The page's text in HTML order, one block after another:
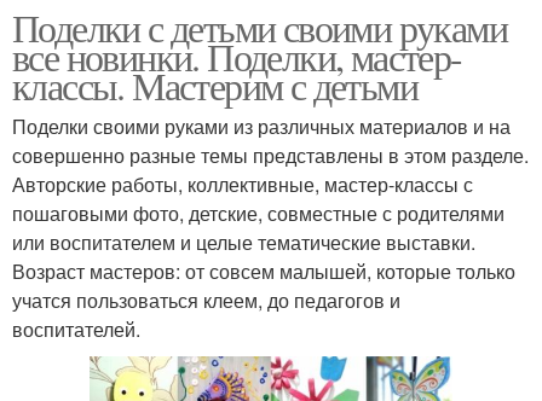
Поделки с детьми своими руками
все новинки. Поделки, мастер-
классы. Мастерим с детьми
Поделки своими руками из различных материалов и на
совершенно разные темы представлены в этом разделе.
Авторские работы, коллективные, мастер-классы с
пошаговыми фото, детские, совместные с родителями
или воспитателем и целые тематические выставки.
Возраст мастеров: от совсем малышей, которые только
учатся пользоваться клеем, до педагогов и
воспитателей.